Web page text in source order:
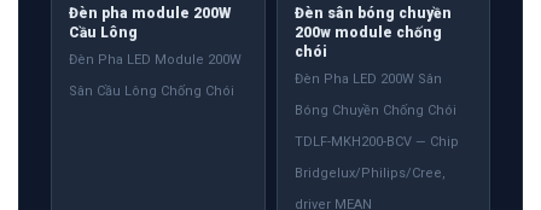
Đèn pha module 200W
Cầu Lông
Đèn Pha LED Module 200W
Sân Cầu Lông Chống Chói
Đèn sân bóng chuyền
200w module chống
chói
Đèn Pha LED 200W Sân
Bóng Chuyền Chống Chói
TDLF-MKH200-BCV — Chip
Bridgelux/Philips/Cree,
driver MEAN